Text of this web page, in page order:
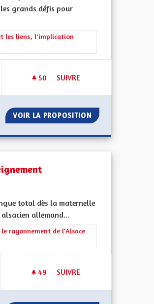
et climatiques
FER S‘ELSASS
grands défis pour
: Les solidarités, les soins et les liens,
les liens, l'implication
50 50 ABONNÉS
SUIVRE
VOIR LA PROPOSITION BIEN VIVRE
et en Europe
total dès la maternelle
allemand...
: La Culture, l'Education et le
rayonnement de l'Alsace
49 49 ABONNÉS
SUIVRE